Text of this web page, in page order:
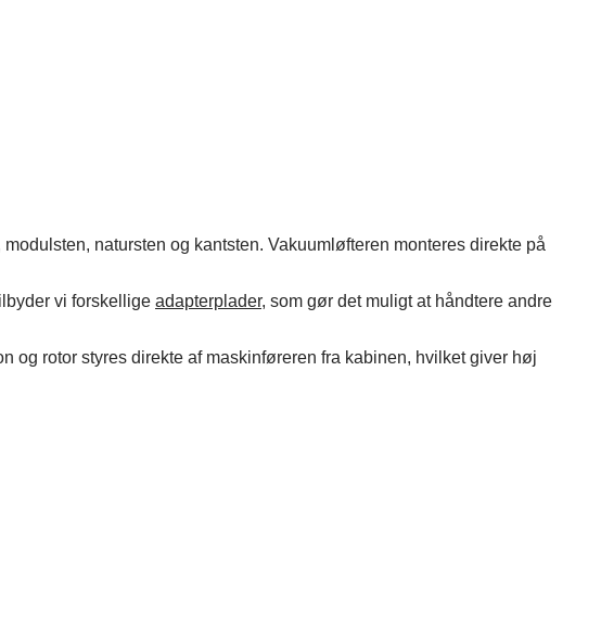
natursten og kantsten. Vakuumløfteren monteres direkte på
vi forskellige adapterplader, som gør det muligt at håndtere andre
og rotor styres direkte af maskinføreren fra kabinen, hvilket giver høj